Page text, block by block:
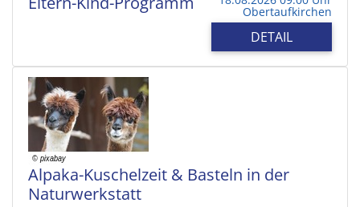
Obertaufkirchen
DETAIL
Alpaka-Kuschelzeit & Basteln in der
Naturwerkstatt